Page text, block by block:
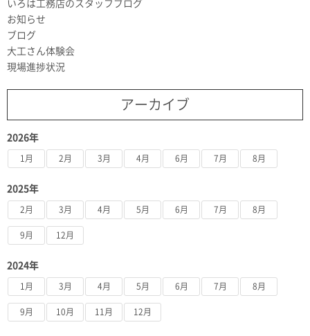
いろは工務店のスタッフブログ
お知らせ
ブログ
大工さん体験会
現場進捗状況
アーカイブ
2026年
1月 2月 3月 4月 6月 7月 8月
2025年
2月 3月 4月 5月 6月 7月 8月
9月 12月
2024年
1月 3月 4月 5月 6月 7月 8月
9月 10月 11月 12月